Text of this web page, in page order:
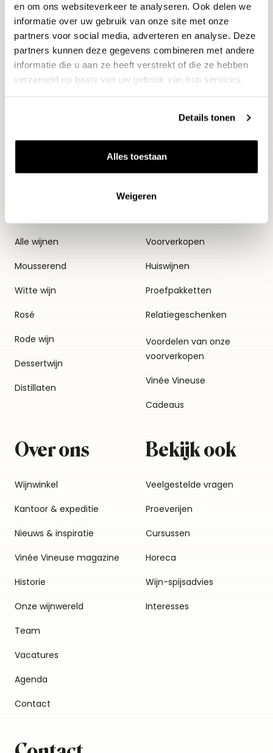
en om ons websiteverkeer te analyseren. Ook delen we
informatie over uw gebruik van onze site met onze
partners voor social media, adverteren en analyse. Deze
partners kunnen deze gegevens combineren met andere
informatie die u aan ze heeft verstrekt of die ze hebben
verzameld op basis van uw gebruik van hun services.
Details tonen
Alles toestaan
Weigeren
E-mailadres
Aanmelden
Alle wijnen
Mousserend
Witte wijn
Rosé
Rode wijn
Dessertwijn
Distillaten
Thema's
Voorverkopen
Huiswijnen
Proefpakketten
Relatiegeschenken
Voordelen van onze
voorverkopen
Vinée Vineuse
Cadeaus
Over ons
Wijnwinkel
Kantoor & expeditie
Nieuws & inspiratie
Vinée Vineuse magazine
Historie
Onze wijnwereld
Team
Vacatures
Agenda
Contact
Bekijk ook
Veelgestelde vragen
Proeverijen
Cursussen
Horeca
Wijn-spijsadvies
Interesses